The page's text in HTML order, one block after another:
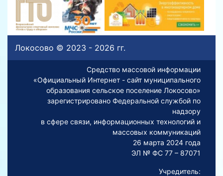
Локосово © 2023 - 2026 гг.
Средство массовой информации
«Официальный Интернет - сайт муниципального
образования сельское поселение Локосово»
зарегистрировано Федеральной службой по
надзору
в сфере связи, информационных технологий и
массовых коммуникаций
26 марта 2024 года
ЭЛ № ФС 77 – 87071
Учредитель: